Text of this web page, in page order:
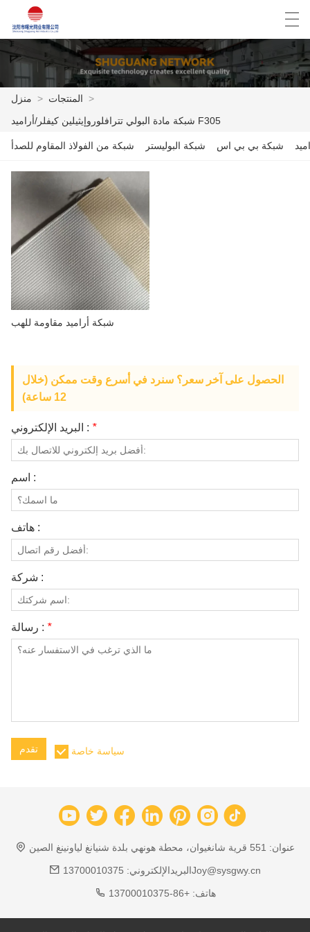
مصنع العرض
الاتصال بنا
معلومات عنا
العربية Deutsch English Español
منزل > المنتجات >
شبكة مادة البولي تترافلوروإيثيلين كيفلر/أراميد F305
شبكة من الفولاذ المقاوم للصدأ شبكة البوليستر شبكة بي بي اس
شبكة أراميد مقاومة للهب
الحصول على آخر سعر؟ سنرد في أسرع وقت ممكن (خلال
12 ساعة)
البريد الإلكتروني : *
اسم :
هاتف :
شركة :
رسالة : *
تقدم سياسة خاصة
عنوان: 551 قرية شانغيوان، محطة هونهي بلدة شنيانغ لياونينغ الصين
البريدالإلكتروني:13700010375Joy@sysgwy.cn
هاتف: +86-13700010375